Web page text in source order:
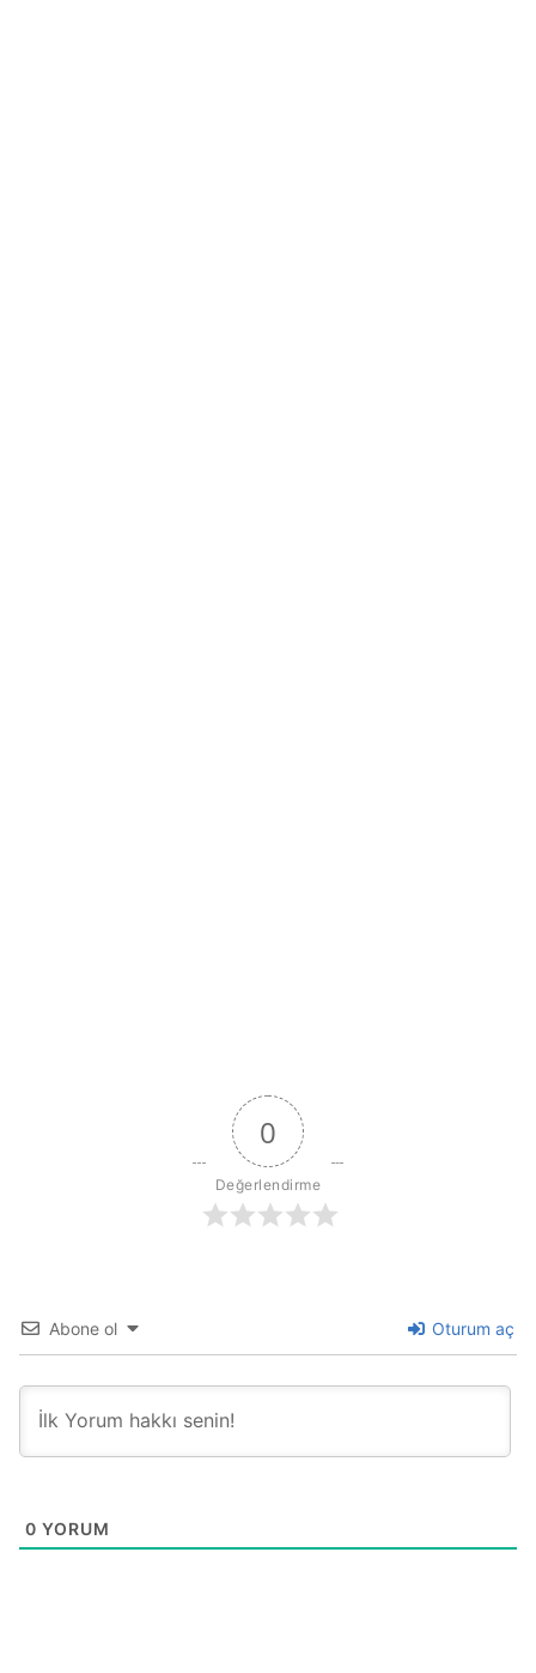
0
Değerlendirme
Abone ol Oturum aç
0 YORUM